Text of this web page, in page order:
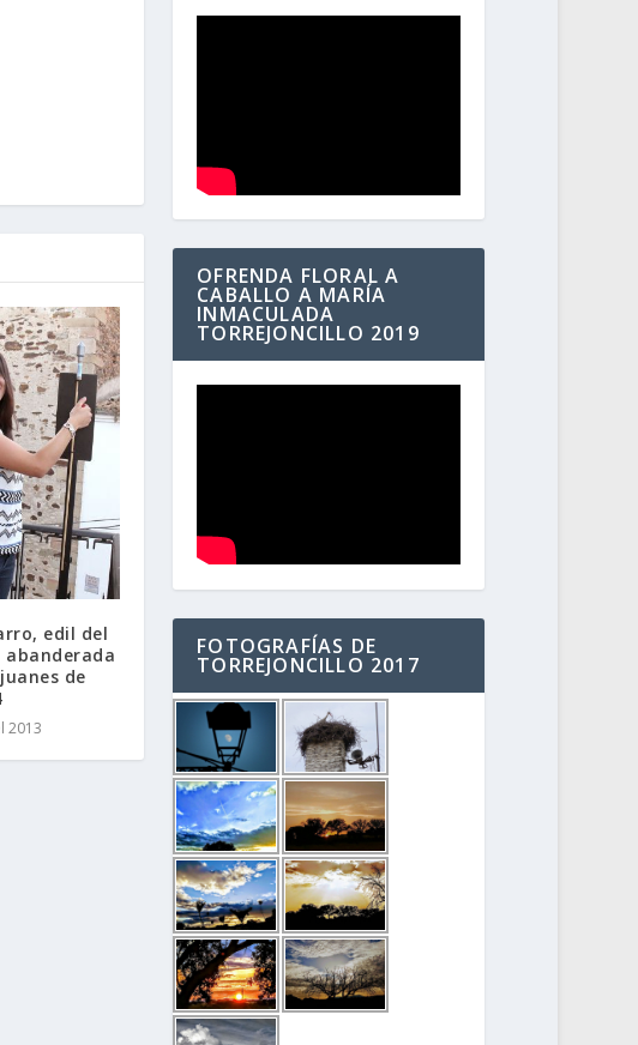
edil del
abanderada
de
2013
OFRENDA FLORAL A
CABALLO A MARÍA
INMACULADA
TORREJONCILLO 2019
FOTOGRAFÍAS DE
TORREJONCILLO 2017